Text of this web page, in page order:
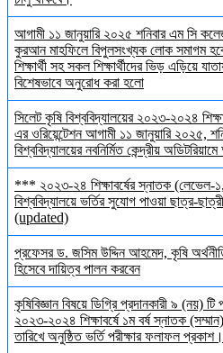
আগামী ১১ জানুয়ারি ২০২৫ শনিবার এম সি
কুরআন মাহফিলে বিপুলসংখ্যক লোক সমাগম
শিক্ষার্থী সহ সকল শিক্ষার্থীদের ভিড় এড়িয়ে
বিশেষভাবে অনুরোধ করা হলো
সিলেট কৃষি বিশ্ববিদ্যালয়ের ২০২৩-২০২৪
এর ওরিয়েন্টেশন আগামী ১১ জানুয়ারি ২০২৫,
বিশ্ববিদ্যালয়ের নবনির্মিত কেন্দ্রীয়
*** ২০২৩-২৪ শিক্ষাবর্ষের স্নাতক (লেভেল-১,
বিশ্ববিদ্যালয়ে ভর্তির সুযোগ পাওয়া ছাত্র-
(updated)
প্রফেসর ড. জসিম উদ্দিন আহমেদ, কৃষি
হিসেবে দায়িত্ব পালন করবেন
কৃষিবিজ্ঞান বিষয়ে ডিগ্রি প্রদানকারী ৯ (নয়)
২০২৩-২০২৪ শিক্ষাবর্ষে ১ম বর্ষ স্নাতক
তারিখে অনুষ্ঠিত ভর্তি পরীক্ষার ফলাফল প্রকাশ।